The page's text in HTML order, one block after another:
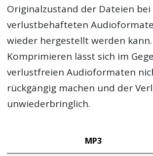
Originalzustand der Dateien bei
verlustbehafteten
wieder hergestellt werden kann.
Komprimieren lässt sich im
verlustfreien Audioformaten
rückgängig machen und der
unwiederbringlich.
MP3